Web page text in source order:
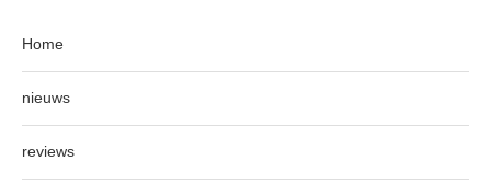
Home
nieuws
reviews